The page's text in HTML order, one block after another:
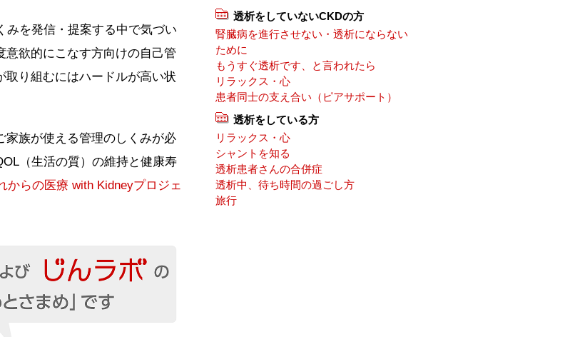
みを発信・提案する中で気づい
意欲的にこなす方向けの自己管
り組むにはハードルが高い状
家族が使える管理のしくみが必
（生活の質）の維持と健康寿
からの医療 with Kidneyプロジェ
透析をしていないCKDの方
腎臓病を進行させない・透析にならない
ために
もうすぐ透析です、と言われたら
リラックス・心
患者同士の支え合い（ピアサポート）
透析をしている方
リラックス・心
シャントを知る
透析患者さんの合併症
透析中、待ち時間の過ごし方
旅行